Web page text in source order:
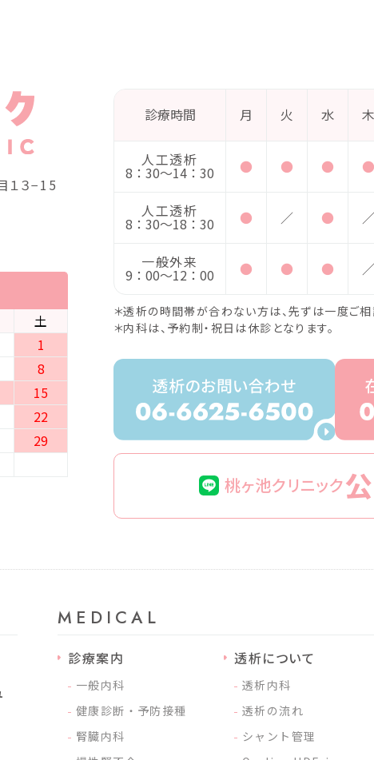
１３−15
土
1
8
15
22
29
診療時間 月 火 水 木
人工透析
8：30〜14：30 ● ● ● ●
人工透析
8：30〜18：30 ● ／ ● ／
一般外来
9：00〜12：00 ● ● ● ／
＊透析の時間帯が合わない方は、先ずは一度ご相
＊内科は、予約制・祝日は休診となります。
桃ヶ池クリニック
MEDICAL
診療案内
⼀般内科
健康診断・予防接種
腎臓内科
透析について
透析内科
透析の流れ
シャント管理